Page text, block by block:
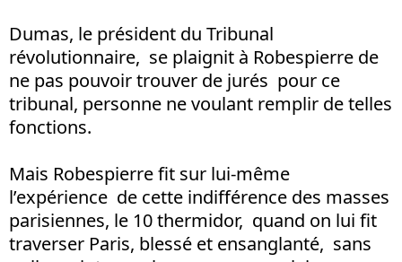
Dumas, le président du Tribunal
révolutionnaire, se plaignit à Robespierre de
ne pas pouvoir trouver de jurés pour ce
tribunal, personne ne voulant remplir de telles
fonctions.
Mais Robespierre fit sur lui-même
l’expérience de cette indifférence des masses
parisiennes, le 10 thermidor, quand on lui fit
traverser Paris, blessé et ensanglanté, sans